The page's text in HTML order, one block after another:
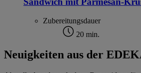
Zubereitungsdauer
20 min.
Neuigkeiten aus der